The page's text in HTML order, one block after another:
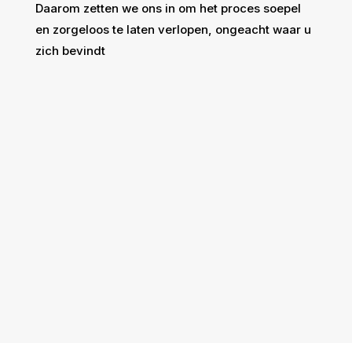
Daarom zetten we ons in om het proces soepel
en zorgeloos te laten verlopen, ongeacht waar u
zich bevindt